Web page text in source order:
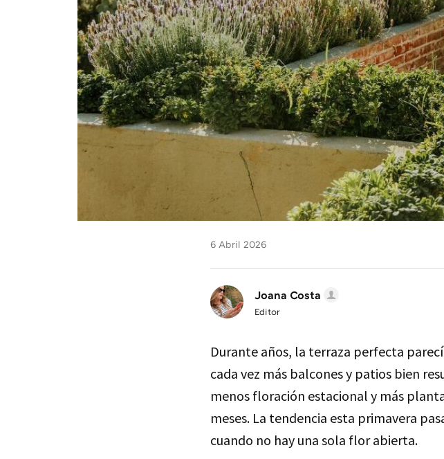
6 Abril 2026
Joana Costa
Editor
Durante años, la terraza perfecta
cada vez más balcones y patios bien
menos floración estacional y más
meses. La tendencia esta primavera
cuando no hay una sola flor abierta.